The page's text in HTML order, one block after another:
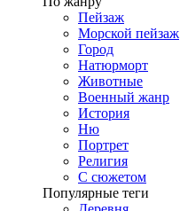
Пейзаж
Морской пейзаж
Город
Натюрморт
Животные
Военный жанр
История
Ню
Портрет
Религия
С сюжетом
Популярные теги